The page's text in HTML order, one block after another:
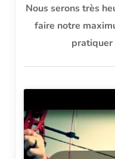
Nous serons très
faire notre
pratiquer